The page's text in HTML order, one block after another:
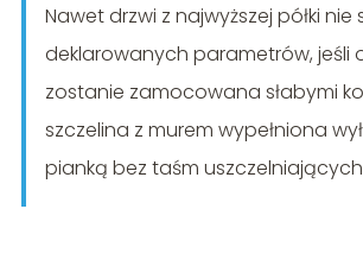
Nawet drzwi z najwyższej półki nie
deklarowanych parametrów, jeśli
zostanie zamocowana słabymi
szczelina z murem wypełniona
pianką bez taśm